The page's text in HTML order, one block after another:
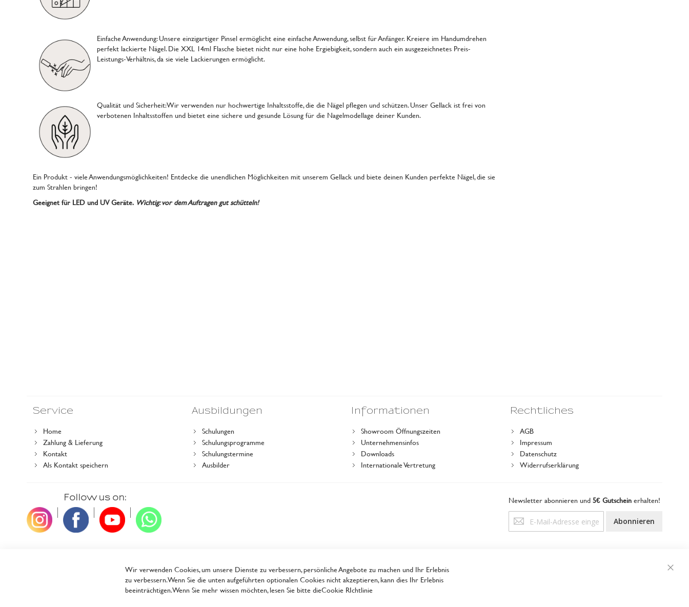
Einfache Anwendung: Unsere einzigartiger Pinsel ermöglicht eine einfache Anwendung, selbst für Anfänger. Kreiere im Handumdrehen
perfekt lackierte Nägel. Die XXL 14ml Flasche bietet nicht nur eine hohe Ergiebigkeit, sondern auch ein ausgezeichnetes Preis-
Leistungs-Verhältnis, da sie viele Lackierungen ermöglicht.
Qualität und Sicherheit: Wir verwenden nur hochwertige Inhaltsstoffe, die die Nägel pflegen und schützen. Unser Gellack ist frei von
verbotenen Inhaltsstoffen und bietet eine sichere und gesunde Lösung für die Nagelmodellage deiner Kunden.
Ein Produkt - viele Anwendungsmöglichkeiten! Entdecke die unendlichen Möglichkeiten mit unserem Gellack und biete deinen Kunden perfekte Nägel, die sie
zum Strahlen bringen!
Geeignet für LED und UV Geräte. Wichtig: vor dem Auftragen gut schütteln!
Service
Home
Zahlung & Lieferung
Kontakt
Als Kontakt speichern
Ausbildungen
Schulungen
Schulungsprogramme
Schulungstermine
Ausbilder
Informationen
Showroom Öffnungszeiten
Unternehmensinfos
Downloads
Internationale Vertretung
Rechtliches
AGB
Impressum
Datenschutz
Widerrufserklärung
Follow us on: Newsletter abonnieren und5€ Gutscheinerhalten!
Anmeldung
zum
Abonnieren
Wir verwenden Cookies, um unsere Dienste zu verbessern, persönliche Angebote zu machen und Ihr Erlebnis
zu verbessern. Wenn Sie die unten aufgeführten optionalen Cookies nicht akzeptieren, kann dies Ihr Erlebnis
beeinträchtigen. Wenn Sie mehr wissen möchten, lesen Sie bitte dieCookie RIchtlinie